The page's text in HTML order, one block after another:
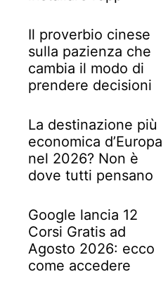
Il proverbio cinese
sulla pazienza che
cambia il modo di
prendere decisioni
La destinazione più
economica d’Europa
nel 2026? Non è
dove tutti pensano
Google lancia 12
Corsi Gratis ad
Agosto 2026: ecco
come accedere